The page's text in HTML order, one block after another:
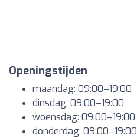
Openingstijden
maandag: 09:00–19:00
dinsdag: 09:00–19:00
woensdag: 09:00–19:00
donderdag: 09:00–19:00